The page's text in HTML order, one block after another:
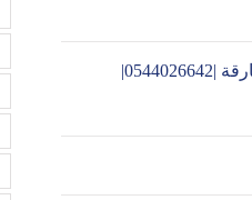
تركيب جبس بورد في الشارقة |0544026642|